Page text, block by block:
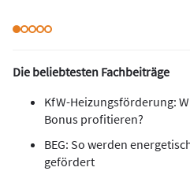
Die beliebtesten Fachbeiträge
KfW-Heizungsförderung:
Bonus profitieren?
BEG: So werden
gefördert